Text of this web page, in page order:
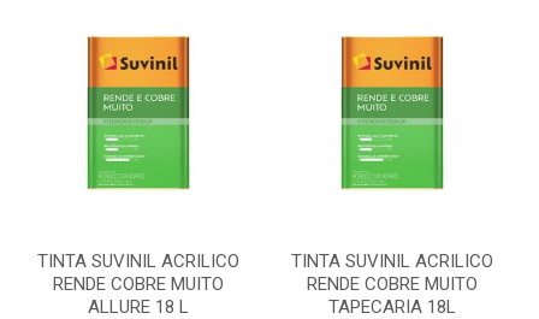
TINTA SUVINIL ACRILICO
RENDE COBRE MUITO
ALLURE 18 L
TINTA SUVINIL ACRILICO
RENDE COBRE MUITO
TAPECARIA 18L